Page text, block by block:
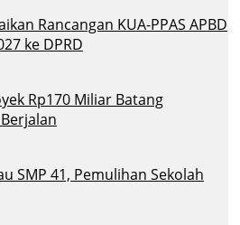
Rancangan KUA-PPAS APBD
ke DPRD
Rp170 Miliar Batang
SMP 41, Pemulihan Sekolah